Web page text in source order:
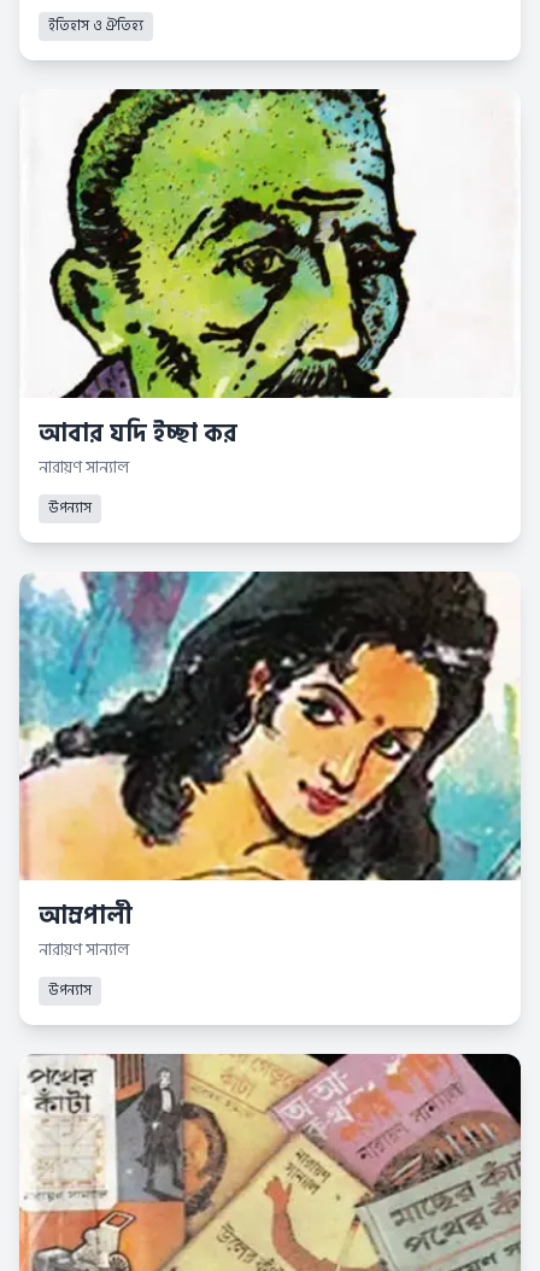
ইতিহাস ও ঐতিহ্য
আবার যদি ইচ্ছা কর
নারায়ণ সান্যাল
উপন্যাস
আম্রপালী
নারায়ণ সান্যাল
উপন্যাস